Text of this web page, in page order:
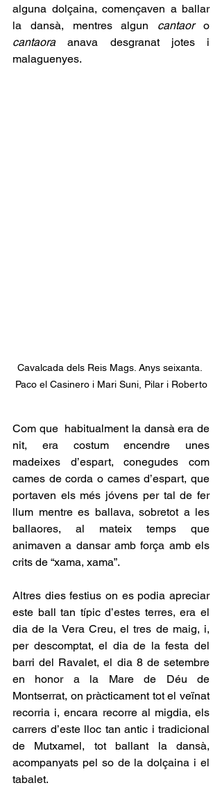
alguna dolçaina, començaven a ballar
la dansà, mentres algun cantaor
cantaora anava desgranat jotes i
malaguenyes.
Cavalcada dels Reis Mags. Anys seixanta.
Paco el Casinero i Mari Suni, Pilar i Roberto
Com que  habitualment la dansà era de
nit, era costum encendre unes
madeixes d’espart, conegudes com
cames de corda o cames d’espart, que
portaven els més jóvens per tal de fer
llum mentre es ballava, sobretot a les
ballaores, al mateix temps que
animaven a dansar amb força amb els
crits de “xama, xama”.
Altres dies festius on es podia apreciar
este ball tan típic d’estes terres, era el
dia de la Vera Creu, el tres de maig, i,
per descomptat, el dia de la festa del
barri del Ravalet, el dia 8 de setembre
en honor a la Mare de Déu de
Montserrat, on pràcticament tot el veïnat
recorria i, encara recorre al migdia, els
carrers d’este lloc tan antic i tradicional
de Mutxamel, tot ballant la dansà,
acompanyats pel so de la dolçaina i el
tabalet.